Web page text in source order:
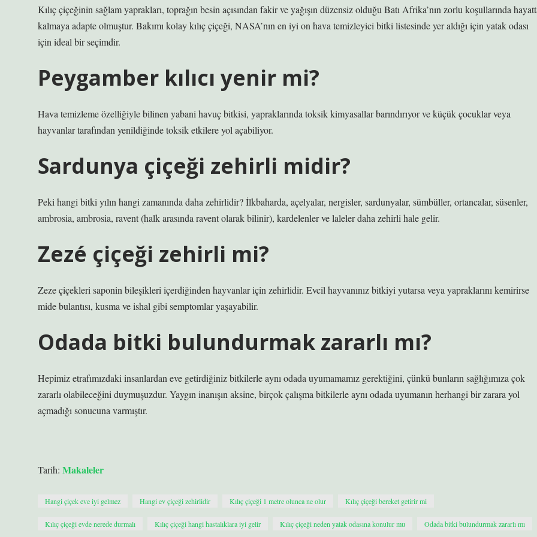
Kılıç çiçeğinin sağlam yaprakları, toprağın besin açısından fakir ve yağışın düzensiz olduğu Batı Afrika’nın zorlu koşullarında
kalmaya adapte olmuştur. Bakımı kolay kılıç çiçeği, NASA’nın en iyi on hava temizleyici bitki listesinde yer aldığı için yatak odası
için ideal bir seçimdir.
Peygamber kılıcı yenir mi?
Hava temizleme özelliğiyle bilinen yabani havuç bitkisi, yapraklarında toksik kimyasallar barındırıyor ve küçük çocuklar veya
hayvanlar tarafından yenildiğinde toksik etkilere yol açabiliyor.
Sardunya çiçeği zehirli midir?
Peki hangi bitki yılın hangi zamanında daha zehirlidir? İlkbaharda, açelyalar, nergisler, sardunyalar, sümbüller, ortancalar, süsenler,
ambrosia, ambrosia, ravent (halk arasında ravent olarak bilinir), kardelenler ve laleler daha zehirli hale gelir.
Zezé çiçeği zehirli mi?
Zeze çiçekleri saponin bileşikleri içerdiğinden hayvanlar için zehirlidir. Evcil hayvanınız bitkiyi yutarsa ​​veya yapraklarını kemirirse
mide bulantısı, kusma ve ishal gibi semptomlar yaşayabilir.
Odada bitki bulundurmak zararlı mı?
Hepimiz etrafımızdaki insanlardan eve getirdiğiniz bitkilerle aynı odada uyumamamız gerektiğini, çünkü bunların sağlığımıza çok
zararlı olabileceğini duymuşuzdur. Yaygın inanışın aksine, birçok çalışma bitkilerle aynı odada uyumanın herhangi bir zarara yol
açmadığı sonucuna varmıştır.
Tarih: Makaleler
Hangi çiçek eve iyi gelmez Hangi ev çiçeği zehirlidir Kılıç çiçeği 1 metre olunca ne olur Kılıç çiçeği bereket getirir mi
Kılıç çiçeği evde nerede durmalı Kılıç çiçeği hangi hastalıklara iyi gelir Kılıç çiçeği neden yatak odasına konulur mu Odada bitki bulundurmak zararlı mı